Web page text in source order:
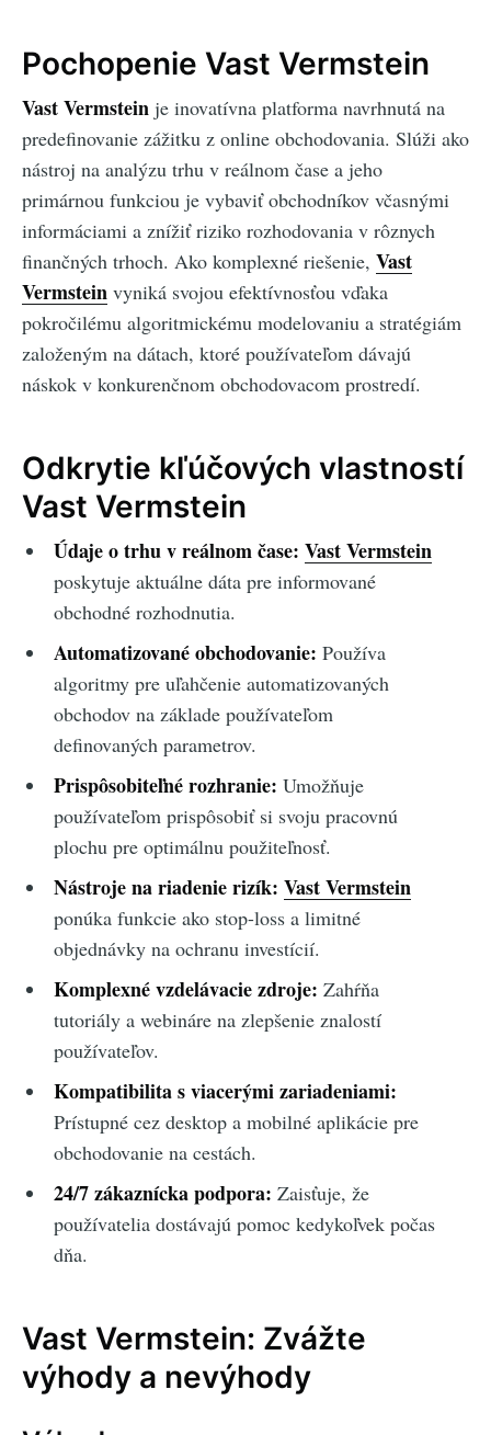
Pochopenie Vast Vermstein
Vast Vermstein je inovatívna platforma navrhnutá na
predefinovanie zážitku z online obchodovania. Slúži ako
nástroj na analýzu trhu v reálnom čase a jeho
primárnou funkciou je vybaviť obchodníkov včasnými
informáciami a znížiť riziko rozhodovania v rôznych
finančných trhoch. Ako komplexné riešenie, Vast
Vermstein vyniká svojou efektívnosťou vďaka
pokročilému algoritmickému modelovaniu a stratégiám
založeným na dátach, ktoré používateľom dávajú
náskok v konkurenčnom obchodovacom prostredí.
Odkrytie kľúčových vlastností
Vast Vermstein
Údaje o trhu v reálnom čase: Vast Vermstein
poskytuje aktuálne dáta pre informované
obchodné rozhodnutia.
Automatizované obchodovanie: Používa
algoritmy pre uľahčenie automatizovaných
obchodov na základe používateľom
definovaných parametrov.
Prispôsobiteľné rozhranie: Umožňuje
používateľom prispôsobiť si svoju pracovnú
plochu pre optimálnu použiteľnosť.
Nástroje na riadenie rizík: Vast Vermstein
ponúka funkcie ako stop-loss a limitné
objednávky na ochranu investícií.
Komplexné vzdelávacie zdroje: Zahŕňa
tutoriály a webináre na zlepšenie znalostí
používateľov.
Kompatibilita s viacerými zariadeniami:
Prístupné cez desktop a mobilné aplikácie pre
obchodovanie na cestách.
24/7 zákaznícka podpora: Zaisťuje, že
používatelia dostávajú pomoc kedykoľvek počas
dňa.
Vast Vermstein: Zvážte
výhody a nevýhody